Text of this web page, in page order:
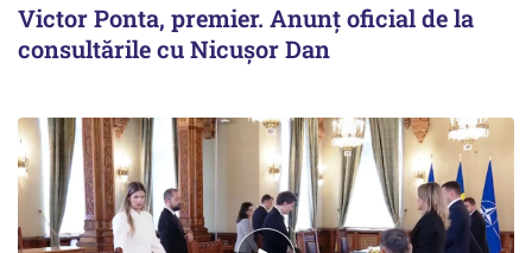
Victor Ponta, premier. Anunț oficial de la
consultările cu Nicușor Dan